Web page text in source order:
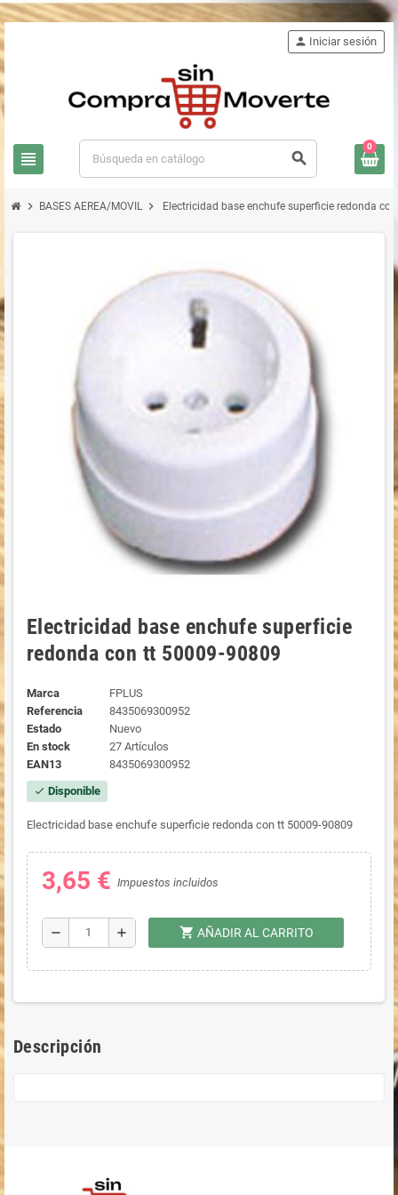
view_headline search
person Iniciar sesión
0
chevron_right BASES AEREA/MOVIL chevron_right Electricidad base enchufe superficie redonda
Electricidad base enchufe superficie
redonda con tt 50009-90809
Marca
FPLUS
Referencia
8435069300952
Estado
Nuevo
En stock
27 Artículos
EAN13
8435069300952
check Disponible
Electricidad base enchufe superficie redonda con tt 50009-90809
3,65 € Impuestos incluidos
remove add shopping_cart AÑADIR AL CARRITO
Descripción